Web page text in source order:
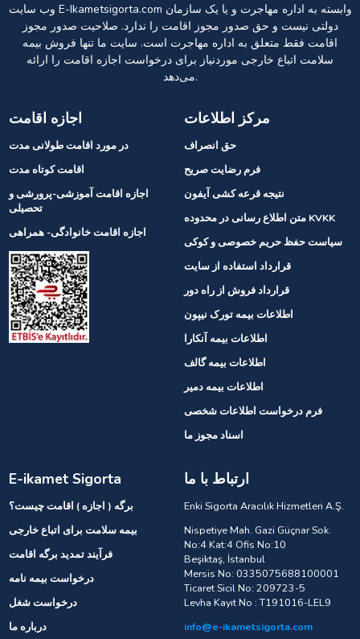
وب سایت E-Ikametsigorta.com وابسته به اداره مهاجرت و یا یک سازمان
دولتی نیست و حق صدور مجوز اقامت را ندارد. صلاحیت صدور مجوز
اقامت فقط متعلق به اداره مهاجرت است. سایت ما تنها فروش بیمه
سلامت اتباع خارجی موردنیاز برای درخواست اجازه اقامت را ارائه
می‌دهد.
اجازه اقامت
در مورد اقامت طولانی مدت
اقامت کوتاه مدت
اجازه اقامت آموزشی-پرورشی و
تحصیلی
اجازه اقامت خانوادگی- همراهی
مرکز اطلاعات
حق انصراف
فرم رضایت صریح
نتیجه قرعه کشی آیفون
متن اطلاع رسانی در محدوده KVKK
سیاست حفظ حریم خصوصی و کوکی
قرارداد استفاده از سایت
قرارداد فروش از راه دور
اطلاعات بیمه تورک نیپون
اطلاعات بیمه آنکارا
اطلاعات بیمه گالف
اطلاعات بیمه دمیر
فرم درخواست اطلاعات شخصی
اسناد مجوز ما
E-ikamet Sigorta
برگه ( اجازه ) اقامت چیست؟
بیمه سلامت برای اتباع خارجی
فرآیند تمدید برگه اقامت
درخواست بیمه نامه
درخواست شغل
درباره ما
ارتباط با ما
Enki Sigorta Aracılık Hizmetleri A.Ş.
Nispetiye Mah. Gazi Güçnar Sok.
No:4 Kat:4 Ofis No:10
Beşiktaş, İstanbul
Mersis No: 0335075688100001
Ticaret Sicil No: 209723-5
Levha Kayıt No : T191016-LEL9
info@e-ikametsigorta.com